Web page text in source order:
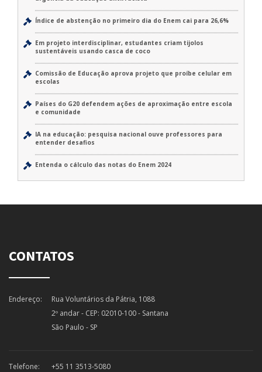
Índice de abstenção no primeiro dia do Enem cai para 26,6%
Em projeto interdisciplinar, estudantes criam tijolos
sustentáveis usando casca de coco
Comissão de Educação aprova projeto que proíbe celular em
escolas
Países do G20 defendem ações de aproximação entre escola
e comunidade
IA na educação: pesquisa nacional ouve professores para
entender desafios
Entenda o cálculo das notas do Enem 2024
CONTATOS
Endereço:
Rua Voluntários da Pátria, 1088
2º andar - CEP: 02010-100 - Santana
São Paulo - SP
Telefone: +55 11 3513-5080